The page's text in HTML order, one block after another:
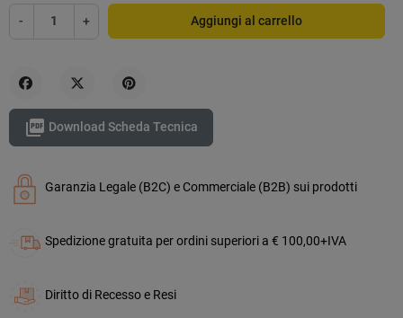
- + Aggiungi al carrello
 Download Scheda Tecnica
Garanzia Legale (B2C) e Commerciale (B2B) sui prodotti
Spedizione gratuita per ordini superiori a € 100,00+IVA
Diritto di Recesso e Resi